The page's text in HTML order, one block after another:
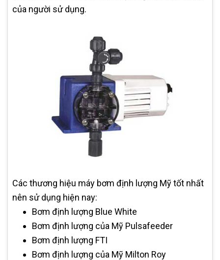
của người sử dụng.
Các thương hiệu máy bơm định lượng Mỹ tốt nhất
nên sử dụng hiện nay:
Bơm định lượng Blue White
Bơm định lượng của Mỹ Pulsafeeder
Bơm định lượng FTI
Bơm định lượng của Mỹ Milton Roy